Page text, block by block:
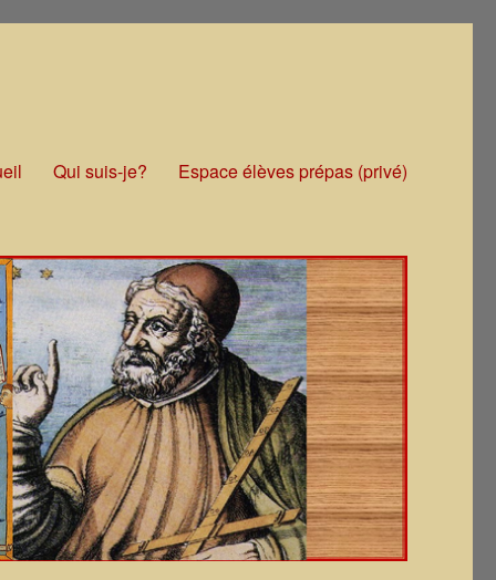
Qui suis-je? Espace élèves prépas (privé)